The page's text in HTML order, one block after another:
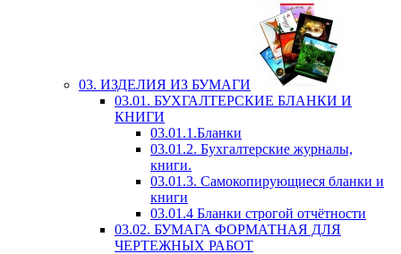
03. ИЗДЕЛИЯ ИЗ БУМАГИ
03.01. БУХГАЛТЕРСКИЕ БЛАНКИ И
КНИГИ
03.01.1.Бланки
03.01.2. Бухгалтерские журналы,
книги.
03.01.3. Самокопирующиеся бланки и
книги
03.01.4 Бланки строгой отчётности
03.02. БУМАГА ФОРМАТНАЯ ДЛЯ
ЧЕРТЕЖНЫХ РАБОТ